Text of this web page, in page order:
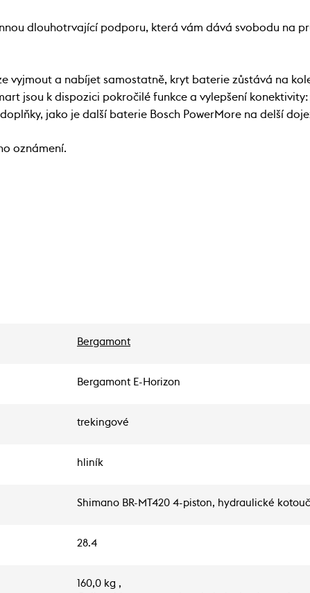
dlouhotrvající podporu, která vám dává svobodu na
vyjmout a nabíjet samostatně, kryt baterie zůstává na
jsou k dispozici pokročilé funkce a vylepšení
jako je další baterie Bosch PowerMore na delší
oznámení.
Bergamont
Bergamont E-Horizon
trekingové
hliník
Shimano BR-MT420 4-piston, hydraulické
28.4
160,0 kg ,